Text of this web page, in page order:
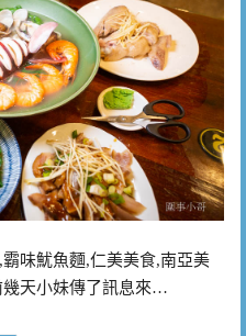
味魷魚麵,仁美美食,南亞美
幾天小妹傳了訊息來…